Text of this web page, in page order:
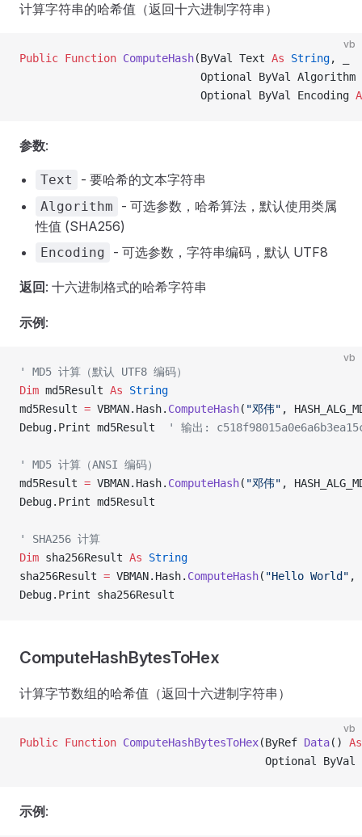
计算字符串的哈希值（返回十六进制字符串）
vb
Public Function ComputeHash(ByVal Text As String, _
                            Optional ByVal Algorithm
                            Optional ByVal Encoding
参数:
Text - 要哈希的文本字符串
Algorithm
- 可选参数，哈希算法，默认使用类属
性值 (SHA256)
Encoding - 可选参数，字符串编码，默认 UTF8
返回 : 十六进制格式的哈希字符串
示例 :
vb
' MD5 计算（默认 UTF8 编码）
Dim md5Result As String
md5Result = VBMAN.Hash. ComputeHash( "邓伟" ,
Debug.Print md5Result
' 输出:
' MD5 计算（ANSI 编码）
md5Result = VBMAN.Hash. ComputeHash( "邓伟" ,
Debug.Print md5Result
' SHA256 计算
Dim sha256Result As String
sha256Result = VBMAN.Hash. ComputeHash( "Hello World" ,
Debug.Print sha256Result
ComputeHashBytesToHex
计算字节数组的哈希值（返回十六进制字符串）
vb
Public Function ComputeHashBytesToHex(ByRef Data() As
Optional
示例 :